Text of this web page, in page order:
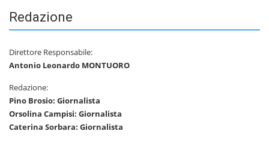
Redazione
Direttore Responsabile:
Antonio Leonardo MONTUORO
Redazione:
Pino Brosio: Giornalista
Orsolina Campisi: Giornalista
Caterina Sorbara: Giornalista